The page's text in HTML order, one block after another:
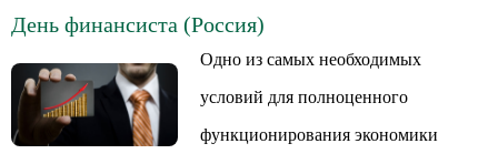
День финансиста (Россия)
Одно из самых необходимых
условий для полноценного
функционирования экономики